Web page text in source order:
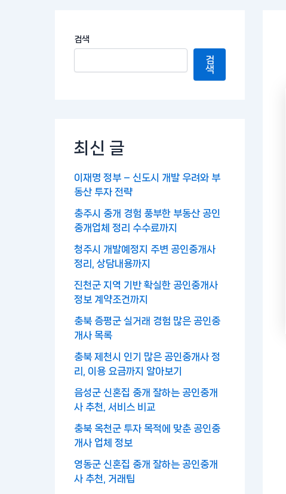
검색
검
색
최신 글
이재명 정부 – 신도시 개발 우려와 부
동산 투자 전략
충주시 중개 경험 풍부한 부동산 공인
중개업체 정리 수수료까지
청주시 개발예정지 주변 공인중개사
정리, 상담내용까지
진천군 지역 기반 확실한 공인중개사
정보 계약조건까지
충북 증평군 실거래 경험 많은 공인중
개사 목록
충북 제천시 인기 많은 공인중개사 정
리, 이용 요금까지 알아보기
음성군 신혼집 중개 잘하는 공인중개
사 추천, 서비스 비교
충북 옥천군 투자 목적에 맞춘 공인중
개사 업체 정보
영동군 신혼집 중개 잘하는 공인중개
사 추천, 거래팁